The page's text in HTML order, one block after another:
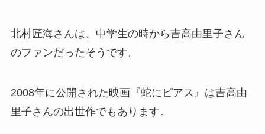
北村匠海さんは、中学生の時から吉高由里子さん
のファンだったそう です。
2008年に公開された映画『蛇にピアス』は吉高由
里子さんの出世作でもあります。